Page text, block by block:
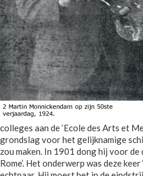
colleges aan de ‘Ecole des Arts et
grondslag voor het gelijknamige
zou maken. In 1901 dong hij voor de
Rome’. Het onderwerp was deze keer